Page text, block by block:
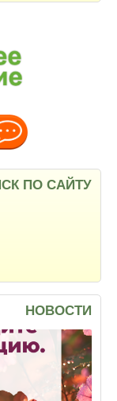
ПО САЙТУ
НОВОСТИ